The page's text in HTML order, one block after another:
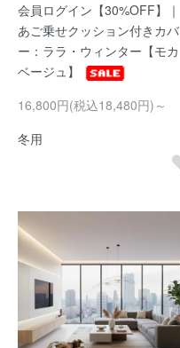
会員ログイン【30%OFF】｜
あご乗せクッション付きカバ
ー：ララ・ウィンター【モカ
ベージュ】
16,800円(税込18,480円)～
冬用